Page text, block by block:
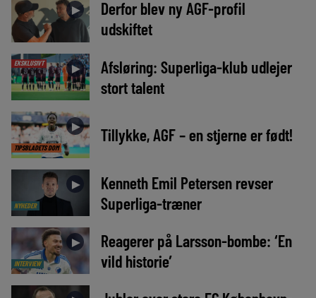
►
Derfor blev ny AGF-profil
udskiftet
EKSKLUSIVT ►
Afsløring: Superliga-klub udlejer
stort talent
TIPSBLADETS DOM
► Tillykke, AGF – en stjerne er født!
NYHEDER
►
Kenneth Emil Petersen revser
Superliga-træner
INTERVIEW
►
Reagerer på Larsson-bombe: ‘En
vild historie’